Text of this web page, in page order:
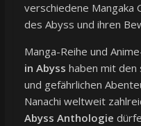
verschiedene Mangaka
des Abyss und ihren
Manga-Reihe und
in Abyss haben mit den
und gefährlichen
Nanachi weltweit
Abyss Anthologie